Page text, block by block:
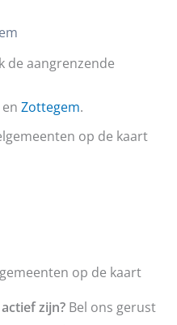
de aangrenzende
en Zottegem.
op de kaart
zijn? Bel ons gerust